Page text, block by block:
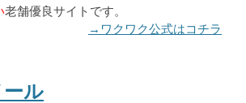
老舗優良サイトです。
→ワクワク公式はコチラ
ル